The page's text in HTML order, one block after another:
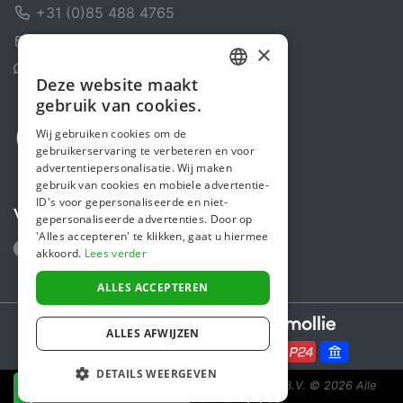
+31 (0)85 488 4765
Volg ons
Secure payments powered by
Steunactie is een initiatief van Sponsor Europe B.V. © 2026 Alle
ENGLISH
×
Deze website maakt
gebruik van cookies.
Wij gebruiken cookies om de
gebruikerservaring te verbeteren en voor
advertentiepersonalisatie. Wij maken
gebruik van cookies en mobiele advertentie-
ID's voor gepersonaliseerde en niet-
gepersonaliseerde advertenties. Door op
'Alles accepteren' te klikken, gaat u hiermee
akkoord. Lees verder
ALLES ACCEPTEREN
ALLES AFWIJZEN
DETAILS WEERGEVEN